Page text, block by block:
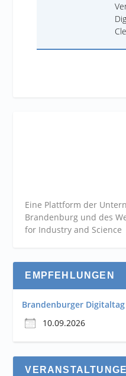
Eine Plattform der
Brandenburg und des
for Industry and Science
EMPFEHLUNGEN
Brandenburger
10.09.2026